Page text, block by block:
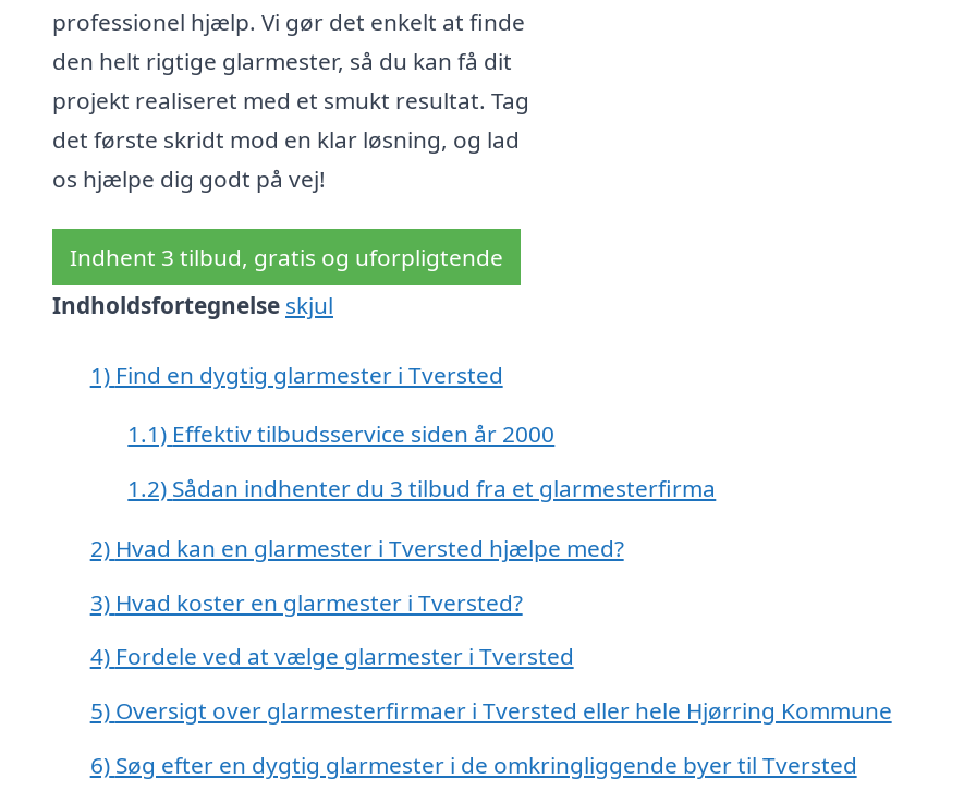
professionel hjælp. Vi gør det enkelt at finde
den helt rigtige glarmester, så du kan få dit
projekt realiseret med et smukt resultat. Tag
det første skridt mod en klar løsning, og lad
os hjælpe dig godt på vej!
Indhent 3 tilbud, gratis og uforpligtende
Indholdsfortegnelse skjul
1) Find en dygtig glarmester i Tversted
1.1) Effektiv tilbudsservice siden år 2000
1.2) Sådan indhenter du 3 tilbud fra et glarmesterfirma
2) Hvad kan en glarmester i Tversted hjælpe med?
3) Hvad koster en glarmester i Tversted?
4) Fordele ved at vælge glarmester i Tversted
5) Oversigt over glarmesterfirmaer i Tversted eller hele Hjørring Kommune
6) Søg efter en dygtig glarmester i de omkringliggende byer til Tversted